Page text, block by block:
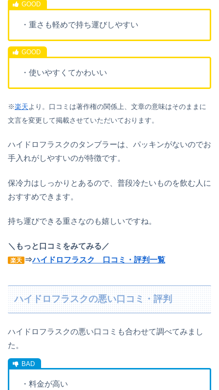
・重さも軽めで持ち運びしやすい
・使いやすくてかわいい
※楽天より。口コミは著作権の関係上、文章の意味はそのままに
文言を変更して掲載させていただいております。
ハイドロフラスクのタンブラーは、パッキンがないのでお
手入れがしやすいのが特徴です。
保冷力はしっかりとあるので、普段冷たいものを飲む人に
おすすめできます。
持ち運びできる重さなのも嬉しいですね。
＼もっと口コミをみてみる／
楽天 ⇒ハイドロフラスク 口コミ・評判一覧
ハイドロフラスクの悪い口コミ・評判
ハイドロフラスクの悪い口コミも合わせて調べてみまし
た。
・料金が高い